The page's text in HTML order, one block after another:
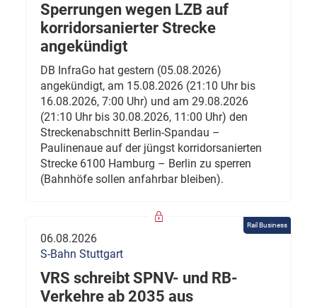
Sperrungen wegen LZB auf
korridorsanierter Strecke
angekündigt
DB InfraGo hat gestern (05.08.2026)
angekündigt, am 15.08.2026 (21:10 Uhr bis
16.08.2026, 7:00 Uhr) und am 29.08.2026
(21:10 Uhr bis 30.08.2026, 11:00 Uhr) den
Streckenabschnitt Berlin-Spandau –
Paulinenaue auf der jüngst korridorsanierten
Strecke 6100 Hamburg – Berlin zu sperren
(Bahnhöfe sollen anfahrbar bleiben).
Rail Business
06.08.2026
S-Bahn Stuttgart
VRS schreibt SPNV- und RB-
Verkehre ab 2035 aus